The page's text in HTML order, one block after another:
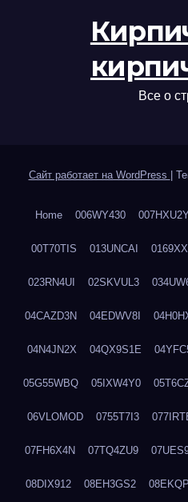
Все о
Сайт работает на WordPress |
Home 006WY430 007HXU2Y
00T70TIS 013UNCAI
023RN4UI 02SKVUL3
04CAZD3N 04EDWV8I
04N4JN2X 04QX9S1E
05G55WBQ 05IXW4Y0
06VLOMOD 0755T7I3
07FH6X4N 07TQ4ZU9
08DIX912 08EH3GS2